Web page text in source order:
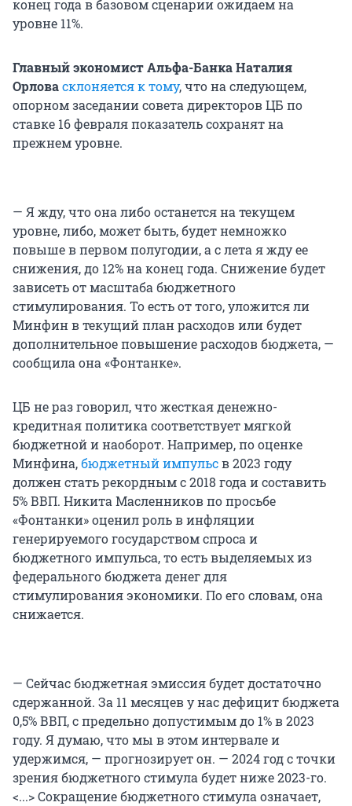
конец года в базовом сценарии ожидаем на
уровне 11%.
Главный экономист Альфа-Банка Наталия
Орловасклоняется к тому, что на следующем,
опорном заседании совета директоров ЦБ по
ставке 16 февраля показатель сохранят на
прежнем уровне.
— Я жду, что она либо останется на текущем
уровне, либо, может быть, будет немножко
повыше в первом полугодии, а с лета я жду ее
снижения, до 12% на конец года. Снижение будет
зависеть от масштаба бюджетного
стимулирования. То есть от того, уложится ли
Минфин в текущий план расходов или будет
дополнительное повышение расходов бюджета, —
сообщила она «Фонтанке».
ЦБ не раз говорил, что жесткая денежно-
кредитная политика соответствует мягкой
бюджетной и наоборот. Например, по оценке
Минфина,бюджетный импульсв 2023 году
должен стать рекордным с 2018 года и составить
5% ВВП. Никита Масленников по просьбе
«Фонтанки» оценил роль в инфляции
генерируемого государством спроса и
бюджетного импульса, то есть выделяемых из
федерального бюджета денег для
стимулирования экономики. По его словам, она
снижается.
— Сейчас бюджетная эмиссия будет достаточно
сдержанной. За 11 месяцев у нас дефицит бюджета
0,5% ВВП, с предельно допустимым до 1% в 2023
году. Я думаю, что мы в этом интервале и
удержимся, — прогнозирует он. — 2024 год с точки
зрения бюджетного стимула будет ниже 2023-го.
<...> Сокращение бюджетного стимула означает,